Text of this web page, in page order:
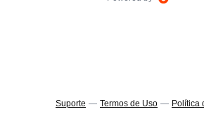
Suporte — Termos de Uso — Política